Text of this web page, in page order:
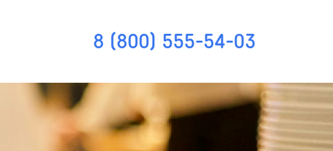
8 (800) 555-54-03